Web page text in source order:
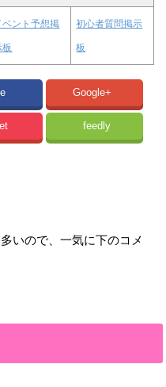
ベント予想掲
板
初心者質問掲示
板
Google+
feedly
いので、一気に下のコメ